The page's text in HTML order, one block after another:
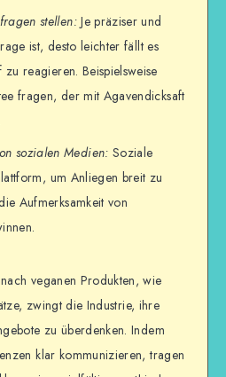
stellen:Je präziser und
ist, desto leichter fällt es
reagieren. Beispielsweise
fragen, der mit Agavendicksaft
sozialen Medien: Soziale
um Anliegen breit zu
Aufmerksamkeit von
veganen Produkten, wie
zwingt die Industrie, ihre
zu überdenken. Indem
klar kommunizieren, tragen